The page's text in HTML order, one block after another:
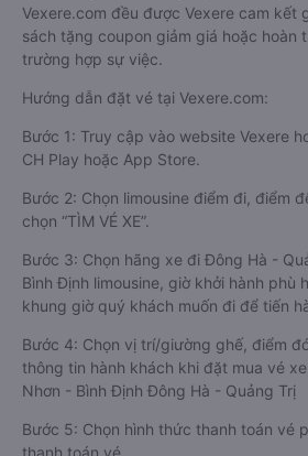
Vexere.com đều được Vexere cam kết
sách tặng coupon giảm giá hoặc hoàn
trường hợp sự việc.
Hướng dẫn đặt vé tại Vexere.com:
Bước 1: Truy cập vào website Vexere
CH Play hoặc App Store.
Bước 2: Chọn limousine điểm đi, điểm
chọn “TÌM VÉ XE”.
Bước 3: Chọn hãng xe đi Đông Hà -
Bình Định limousine, giờ khởi hành phù
khung giờ quý khách muốn đi để tiến
Bước 4: Chọn vị trí/giường ghế, điểm
thông tin hành khách khi đặt mua vé
Nhơn - Bình Định Đông Hà - Quảng Trị
Bước 5: Chọn hình thức thanh toán vé
thanh toán vé.